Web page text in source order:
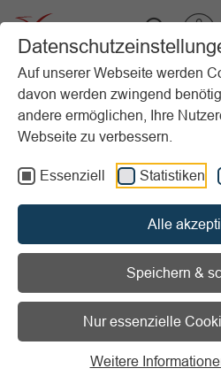
Auf unserer Webseite werden
davon werden zwingend
andere ermöglichen, Ihre
Webseite zu verbessern.
Essenziell Statistiken
Alle
Speichern &
Nur essenzielle
Weitere
Startseite Sportpraxis
Sport &
Trainingsmethoden und Fitness
Informationen zum
Fitness
Trainingsprinzipien